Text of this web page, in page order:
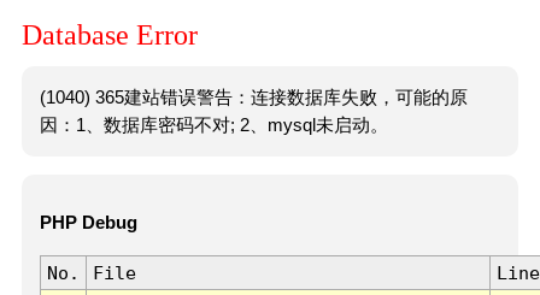
Database Error
(1040) 365建站错误警告：连接数据库失败，可能的原
因：1、数据库密码不对; 2、mysql未启动。
PHP Debug
No. File
Line